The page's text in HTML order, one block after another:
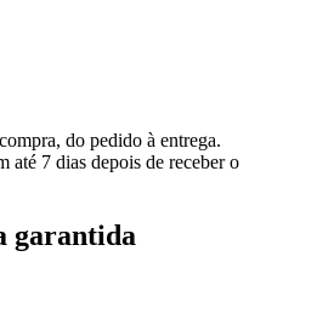
do pedido à entrega.
até 7 dias depois de receber o
garantida